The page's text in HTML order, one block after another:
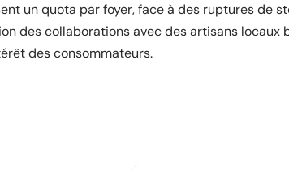
un quota par foyer, face à des ruptures de
des collaborations avec des artisans locaux
des consommateurs.